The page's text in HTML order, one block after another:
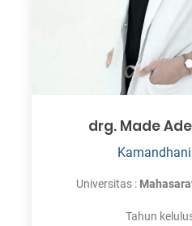
drg. Made
Universitas :
Tahun